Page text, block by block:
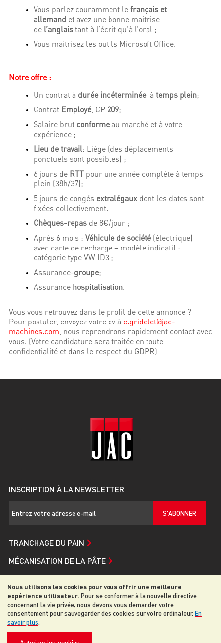
Nous utilisons les cookies pour vous offrir une meilleure
expérience utilisateur. Pour se conformer à la nouvelle directive
concernant la vie privée, nous devons vous demander votre
consentement pour sauvegarder des cookies sur votre ordinateur.En
savoir plus.
Vous parlez couramment le français et
allemand et avez une bonne maitrise
de l’anglais tant à l’écrit qu’à l’oral ;
Vous maitrisez les outils Microsoft Office.
Notre offre :
Un contrat à durée indéterminée , à temps plein;
Contrat Employé , CP 209;
Salaire brut conforme au marché et à votre
expérience ;
Lieu de travail: Liège (des déplacements
ponctuels sont possibles) ;
6 jours de RTT pour une année complète à temps
plein (38h/37);
5 jours de congés extralégaux dont les dates sont
fixées collectivement.
Chèques-repas de 8€/jour ;
Après 6 mois : Véhicule de société (électrique)
avec carte de recharge – modèle indicatif :
catégorie type VW ID3 ;
Assurance-groupe;
Assurance hospitalisation.
Vous vous retrouvez dans le profil de cette annonce ?
Pour postuler, envoyez votre cv à e.gridelet@jac-
machines.com , nous reprendrons rapidement contact avec
vous. (Votre candidature sera traitée en toute
confidentialité et dans le respect du GDPR)
INSCRIPTION À LA NEWSLETTER
S'ABONNER
TRANCHAGE DU PAIN
MÉCANISATION DE LA PÂTE
SERVICE ET ASSISTANCE
JAC
© 2026 JAC. Tous droits reservés